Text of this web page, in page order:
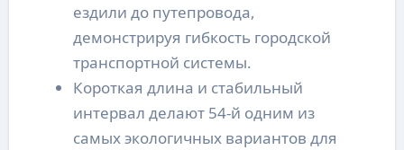
ездили до путепровода,
демонстрируя гибкость городской
транспортной системы.
Короткая длина и стабильный
интервал делают 54-й одним из
самых экологичных вариантов для